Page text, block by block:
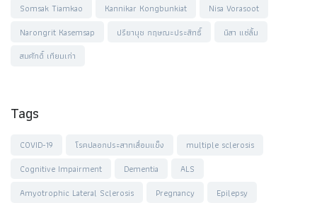
Somsak Tiamkao
Kannikar Kongbunkiat
Nisa Vorasoot
Narongrit Kasemsap
ปรียานุช กฤษณะประสิทธิ์
นิสา แซ่ลิ้ม
สมศักดิ์ เทียมเก่า
Tags
COVID-19 โรคปลอกประสาทเสื่อมแข็ง
multiple sclerosis
Cognitive Impairment
Dementia
ALS
Amyotrophic Lateral Sclerosis
Pregnancy
Epilepsy